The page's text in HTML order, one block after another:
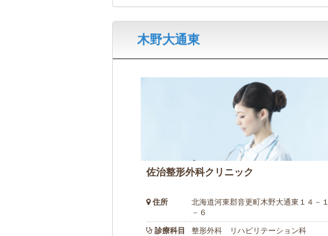
木野大通東
佐治整形外科クリニック
住所
北海道河東郡音更町木野大通東１４－１
－６
診療科目 整形外科 リハビリテーション科